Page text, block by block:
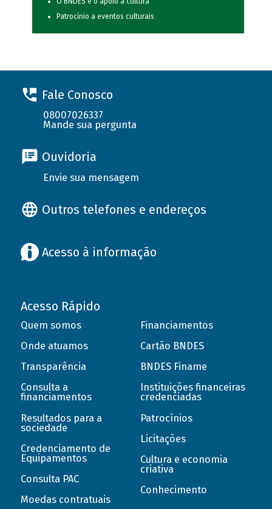
Patrocínio a eventos culturais
Fale Conosco
08007026337
Mande sua pergunta
Ouvidoria
Envie sua mensagem
Outros telefones e endereços
Acesso à informação
Acesso Rápido
Quem somos
Onde atuamos
Transparência
Consulta a
financiamentos
Resultados para a
sociedade
Credenciamento de
Equipamentos
Consulta PAC
Moedas contratuais
Financiamentos
Cartão BNDES
BNDES Finame
Instituições financeiras
credenciadas
Patrocínios
Licitações
Cultura e economia
criativa
Conhecimento